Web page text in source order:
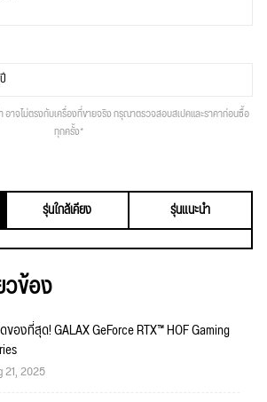
อาจไม่ตรงกับเครื่องที่ขายจริง กรุณาตรวจสอบสเปคและราคาก่อนซื้อ
ทุกครั้ง*
รุ่นใกล้เคียง รุ่นแนะนำ
ข้อง
องที่สุด! GALAX GeForce RTX™ HOF Gaming
21, 2025